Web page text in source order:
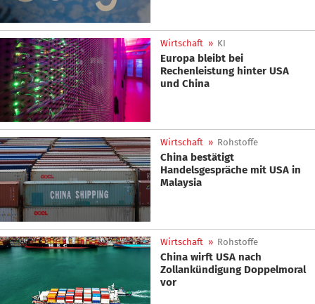
Wirtschaft » KI
Europa bleibt bei
Rechenleistung hinter USA
und China
Wirtschaft » Rohstoffe
China bestätigt
Handelsgespräche mit USA in
Malaysia
Wirtschaft » Rohstoffe
China wirft USA nach
Zollankündigung Doppelmoral
vor